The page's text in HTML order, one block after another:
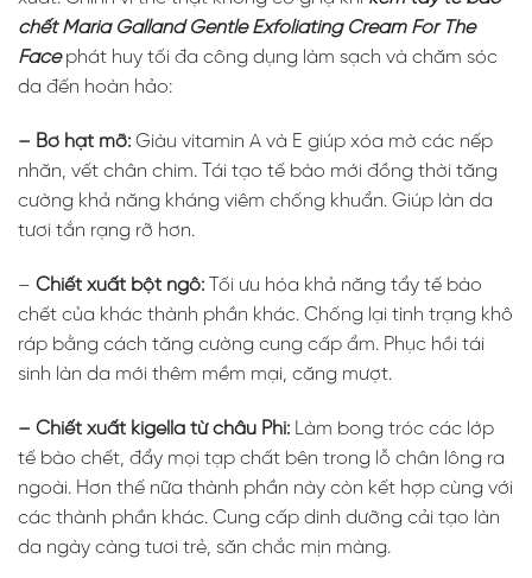
chết Maria Galland Gentle Exfoliating Cream For The
Facephát huy tối đa công dụng làm sạch và chăm sóc
da đến hoàn hảo:
– Bơ hạt mỡ: Giàu vitamin A và E giúp xóa mờ các nếp
nhăn, vết chân chim. Tái tạo tế bào mới đồng thời tăng
cường khả năng kháng viêm chống khuẩn. Giúp làn da
tươi tắn rạng rỡ hơn.
– Chiết xuất bột ngô: Tối ưu hóa khả năng tẩy tế bào
chết của khác thành phần khác. Chống lại tình trạng khô
ráp bằng cách tăng cường cung cấp ẩm. Phục hồi tái
sinh làn da mới thêm mềm mại, căng mượt.
– Chiết xuất kigella từ châu Phi: Làm bong tróc các lớp
tế bào chết, đẩy mọi tạp chất bên trong lỗ chân lông ra
ngoài. Hơn thế nữa thành phần này còn kết hợp cùng với
các thành phần khác. Cung cấp dinh dưỡng cải tạo làn
da ngày càng tươi trẻ, săn chắc mịn màng.